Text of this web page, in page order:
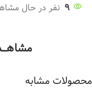
9 نفر در حال
محصولات مشابه